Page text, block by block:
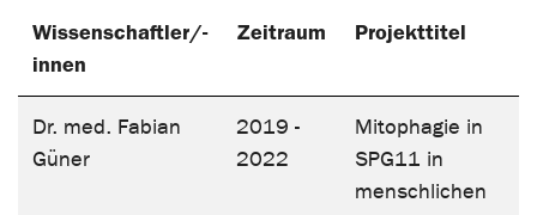
Wissenschaftler/-
innen
Zeitraum Projekttitel
Dr. med. Fabian
Güner
2019 -
2022
Mitophagie in
SPG11 in
menschlichen